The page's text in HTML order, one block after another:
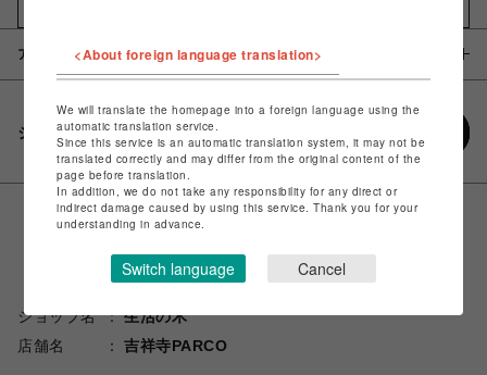
アイテム説明 / 素材
シェアする
ショップ名
生活の木
店舗名
吉祥寺PARCO
<About foreign language translation>
We will translate the homepage into a foreign language using the
automatic translation service.
Since this service is an automatic translation system, it may not be
translated correctly and may differ from the original content of the
page before translation.
In addition, we do not take any responsibility for any direct or
indirect damage caused by using this service. Thank you for your
understanding in advance.
Switch language Cancel